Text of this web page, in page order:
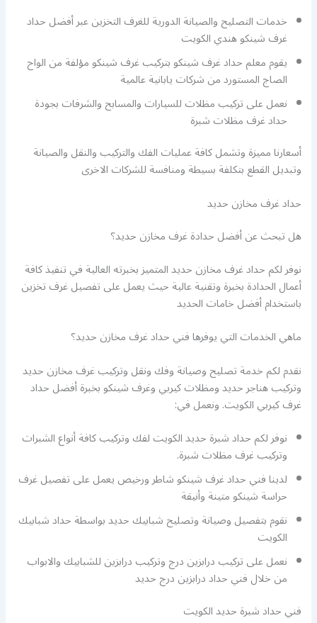
خدمات التصليح والصيانة الدورية للغرف التخزين عبر أفضل حداد
غرف شينكو هندي الكويت
يقوم معلم حداد غرف شينكو بتركيب غرف شينكو مؤلفة من الواح
الصاج المستورد من شركات يابانية عالمية
نعمل على تركيب مظلات للسيارات والمسابح والشرفات بجودة
حداد غرف مظلات شبرة
أسعارنا مميزة وتشمل كافة عمليات الفك والتركيب والنقل والصيانة
وتبديل القطع بتكلفة بسيطة ومنافسة للشركات الاخرى
حداد غرف مخازن حديد
هل تبحث عن أفضل حدادة غرف مخازن حديد؟
نوفر لكم حداد غرف مخازن حديد المتميز بخبرته العالية في تنفيذ كافة
أعمال الحدادة بخبرة وتقنية عالية حيث يعمل على تفصيل غرف تخزين
باستخدام أفضل خامات الحديد
ماهي الخدمات التي يوفرها فني حداد غرف مخازن حديد؟
نقدم لكم خدمة تصليح وصيانة وفك ونقل وتركيب غرف مخازن حديد
وتركيب هناجر حديد ومظلات كيربي وغرف شينكو بخبرة أفضل حداد
غرف كيربي الكويت. ونعمل في:
نوفر لكم حداد شبرة حديد الكويت لفك وتركيب كافة أنواع الشبرات
وتركيب غرف مظلات شبرة.
لدينا فني حداد غرف شينكو شاطر ورخيص يعمل على تفصيل غرف
حراسة شينكو متينة وأنيقة
نقوم بتفصيل وصيانة وتصليح شبابيك حديد بواسطة حداد شبابيك
الكويت
نعمل على تركيب درابزين درج وتركيب درابزين للشبابيك والابواب
من خلال فني حداد درابزين درج حديد
فني حداد شبرة حديد الكويت